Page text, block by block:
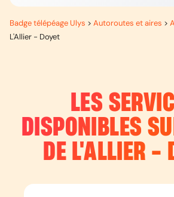
Badge télépéage Ulys > Autoroutes et aires >
L'Allier - Doyet
LES
DISPONIBLES
DE L'ALLIER -